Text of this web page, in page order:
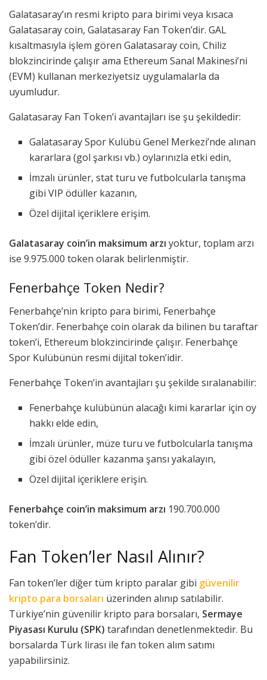
Galatasaray’ın resmi kripto para birimi veya kısaca
Galatasaray coin, Galatasaray Fan Token’dir. GAL
kısaltmasıyla işlem gören Galatasaray coin, Chiliz
blokzincirinde çalışır ama Ethereum Sanal Makinesi’ni
(EVM) kullanan merkeziyetsiz uygulamalarla da
uyumludur.
Galatasaray Fan Token’i avantajları ise şu şekildedir:
Galatasaray Spor Kulübü Genel Merkezi’nde alınan
kararlara (gol şarkısı vb.) oylarınızla etki edin,
İmzalı ürünler, stat turu ve futbolcularla tanışma
gibi VIP ödüller kazanın,
Özel dijital içeriklere erişim.
Galatasaray coin’in maksimum arzı yoktur, toplam arzı
ise 9.975.000 token olarak belirlenmiştir.
Fenerbahçe Token Nedir?
Fenerbahçe’nin kripto para birimi, Fenerbahçe
Token’dir. Fenerbahçe coin olarak da bilinen bu taraftar
token’i, Ethereum blokzincirinde çalışır. Fenerbahçe
Spor Kulübünün resmi dijital token’idir.
Fenerbahçe Token’in avantajları şu şekilde sıralanabilir:
Fenerbahçe kulübünün alacağı kimi kararlar için oy
hakkı elde edin,
İmzalı ürünler, müze turu ve futbolcularla tanışma
gibi özel ödüller kazanma şansı yakalayın,
Özel dijital içeriklere erişin.
Fenerbahçe coin’in maksimum arzı 190.700.000
token’dir.
Fan Token’ler Nasıl Alınır?
Fan token’ler diğer tüm kripto paralar gibi güvenilir
kripto para borsaları üzerinden alınıp satılabilir.
Türkiye’nin güvenilir kripto para borsaları, Sermaye
Piyasası Kurulu (SPK) tarafından denetlenmektedir. Bu
borsalarda Türk lirası ile fan token alım satımı
yapabilirsiniz.